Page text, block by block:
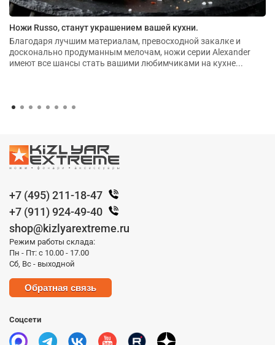
Ножи Russo, станут украшением вашей кухни.
Благодаря лучшим материалам, превосходной закалке и
досконально продуманным мелочам, ножи серии Alexander
имеют все шансы стать вашими любимчиками на кухне...
+7 (495) 211-18-47
+7 (911) 924-49-40
shop@kizlyarextreme.ru
Режим работы склада:
Пн - Пт: с 10.00 - 17.00
Сб, Вс - выходной
Обратная связь
Соцсети